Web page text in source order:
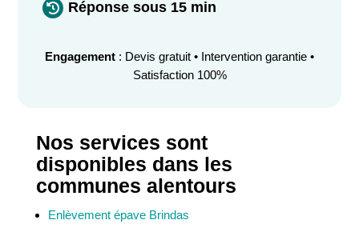
 Réponse sous 15 min
Engagement : Devis gratuit • Intervention garantie •
Satisfaction 100%
Nos services sont
disponibles dans les
communes alentours
Enlèvement épave Brindas